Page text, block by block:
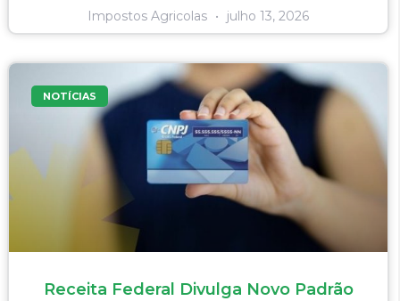
Impostos Agricolas julho 13, 2026
NOTÍCIAS
Receita Federal Divulga Novo Padrão